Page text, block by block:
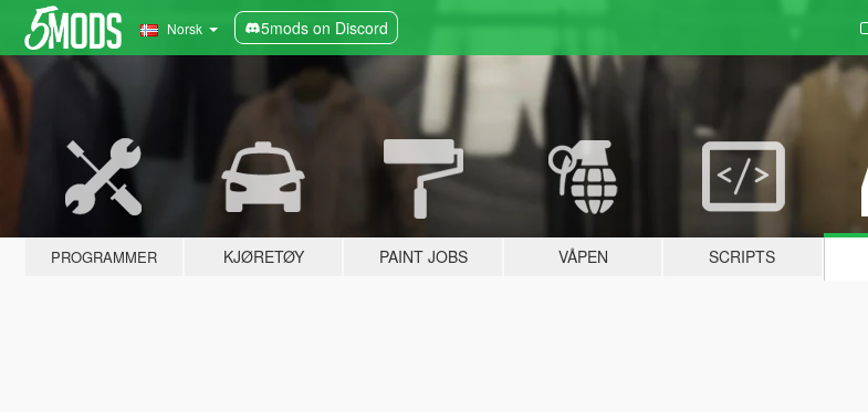
Norsk 5mods on Discord
PROGRAMMER KJØRETØY PAINT JOBS VÅPEN SCRIPTS